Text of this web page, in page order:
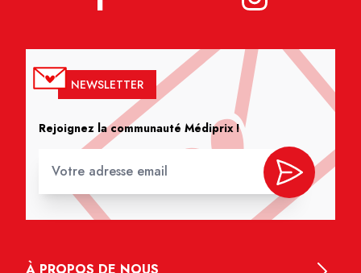
NEWSLETTER
Rejoignez la communauté Médiprix !